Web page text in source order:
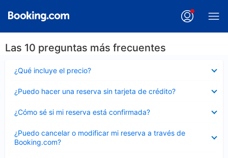
Las 10 preguntas más frecuentes
¿Qué incluye el precio?
cerrado
¿Puedo hacer una reserva sin tarjeta de crédito?
cerrado
¿Cómo sé si mi reserva está confirmada?
cerrado
¿Puedo cancelar o modificar mi reserva a través de
Booking.com?
cerrado